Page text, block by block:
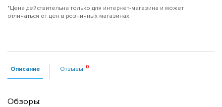
*Цена действительна только для интернет-магазина и может
отличаться от цен в розничных магазинах
Описание Отзывы
Обзоры: